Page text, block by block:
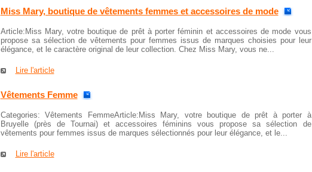
Miss Mary, boutique de vêtements femmes et accessoires de mode
Article:Miss Mary, votre boutique de prêt à porter féminin et accessoires de mode vous
propose sa sélection de vêtements pour femmes issus de marques choisies pour leur
élégance, et le caractère original de leur collection. Chez Miss Mary, vous ne...
Lire l'article
Vêtements Femme
Categories: Vêtements FemmeArticle:Miss Mary, votre boutique de prêt à porter à
Bruyelle (près de Tournai) et accessoires féminins vous propose sa sélection de
vêtements pour femmes issus de marques sélectionnés pour leur élégance, et le...
Lire l'article